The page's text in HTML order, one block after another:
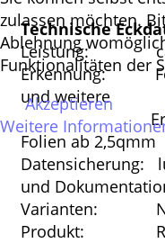
Technische
Leistung: ca.
Erkennung:
und weitere
Erkennung
Folien ab 2,5qmm
Datensicherung:
und
Varianten:
Produkt:
zulassen möchten.
Ablehnung
Funktionalitäten der
Akzeptieren
Weitere